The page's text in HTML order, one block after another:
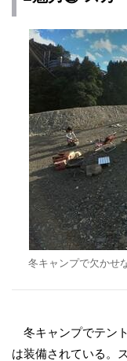
冬キャンプで欠かせ
冬キャンプでテン
は装備されている。